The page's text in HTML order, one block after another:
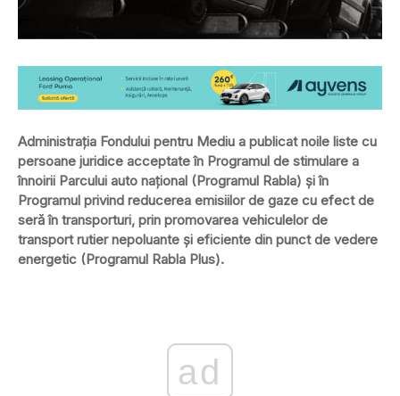
Administraţia Fondului pentru Mediu a publicat noile liste cu
persoane juridice acceptate în Programul de stimulare a
înnoirii Parcului auto naţional (Programul Rabla) şi în
Programul privind reducerea emisiilor de gaze cu efect de
seră în transporturi, prin promovarea vehiculelor de
transport rutier nepoluante şi eficiente din punct de vedere
energetic (Programul Rabla Plus).
ad